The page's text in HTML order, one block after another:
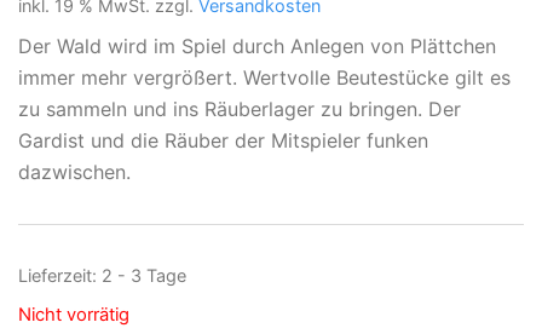
inkl. 19 % MwSt. zzgl. Versandkosten
Der Wald wird im Spiel durch Anlegen von Plättchen
immer mehr vergrößert. Wertvolle Beutestücke gilt es
zu sammeln und ins Räuberlager zu bringen. Der
Gardist und die Räuber der Mitspieler funken
dazwischen.
Lieferzeit: 2 - 3 Tage
Nicht vorrätig